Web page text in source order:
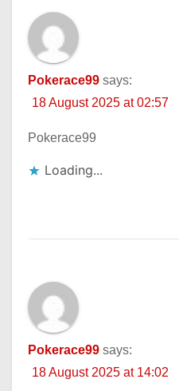
Pokerace99 says:
18 August 2025 at 02:57
Pokerace99
Loading...
Pokerace99 says:
18 August 2025 at 14:02